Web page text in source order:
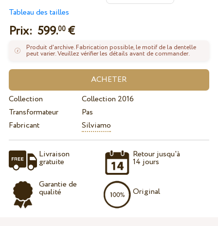
Tableau des tailles
Prix: 599.00€
Produit d'archive. Fabrication possible, le motif de la dentelle
peut varier. Veuillez vérifier les détails avant de commander.
Collection
Collection 2016
Transformateur
Pas
Fabricant
Silviamo
Livraison
gratuite
Garantie de
qualité
Retour jusqu'à
14 jours
Original